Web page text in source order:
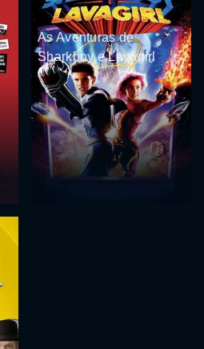
As Aventuras de
Sharkboy e Lavagirl